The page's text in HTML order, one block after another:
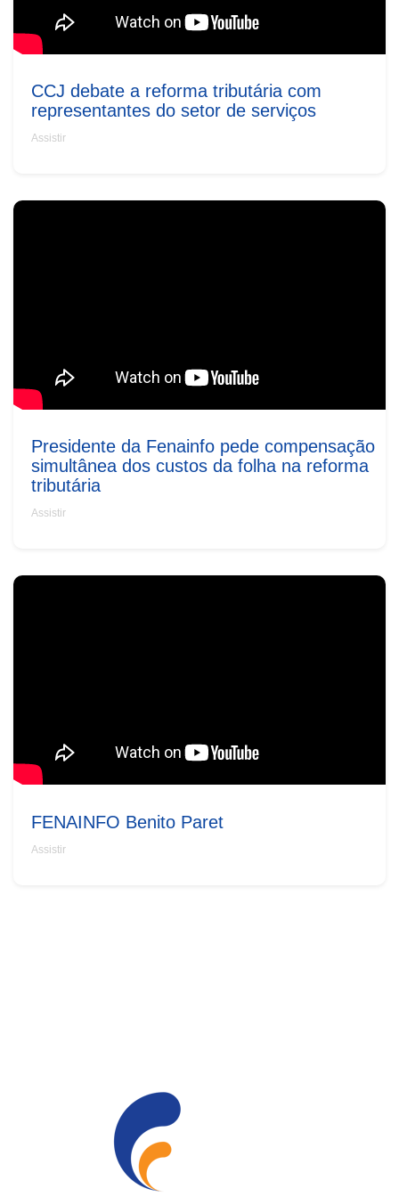
CCJ debate a reforma tributária com
representantes do setor de serviços
Assistir
Presidente da Fenainfo pede compensação
simultânea dos custos da folha na reforma
tributária
Assistir
FENAINFO Benito Paret
Assistir